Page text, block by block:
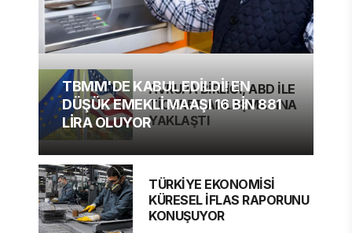
TBMM'DE KABUL EDİLDİ! EN
DÜŞÜK EMEKLİ MAAŞI 16 BİN 881
LİRA OLUYOR
AVRUPA BİRLİĞİ, ABD İLE
TİCARET ANLAŞMASINA
YAKLAŞTI
TÜRKİYE EKONOMİSİ
KÜRESEL İFLAS RAPORUNU
KONUŞUYOR